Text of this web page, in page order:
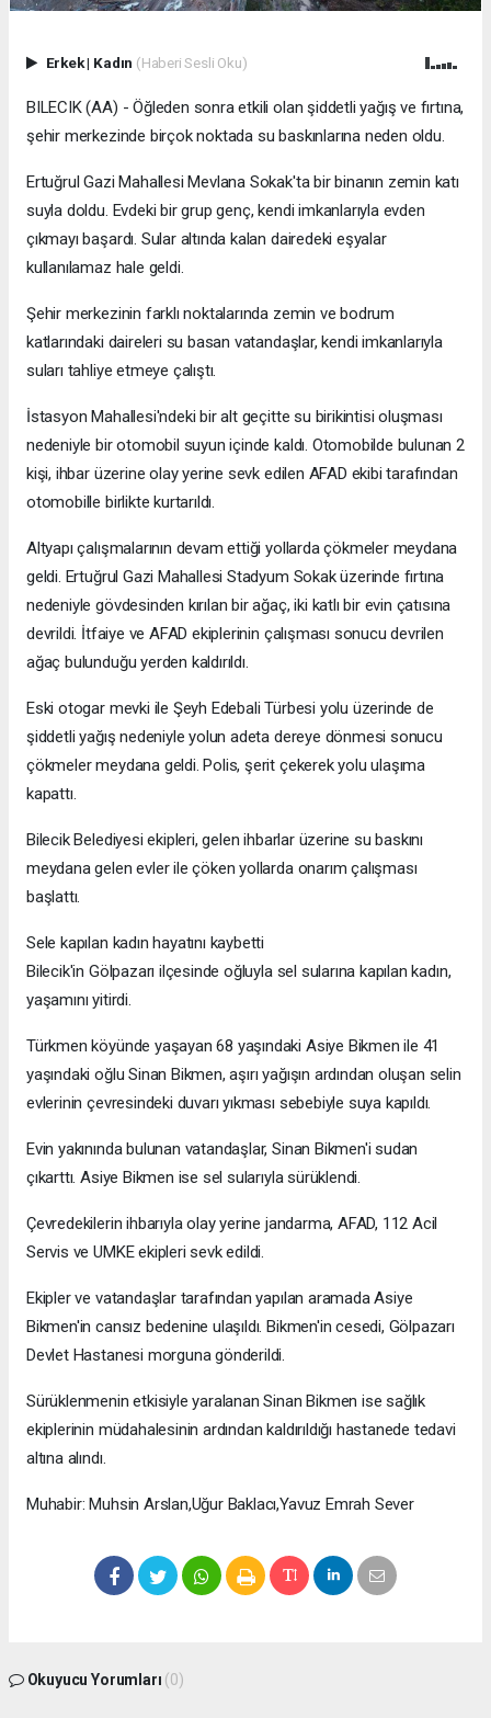
Erkek| Kadın (Haberi Sesli Oku)
BILECIK (AA) - Öğleden sonra etkili olan şiddetli yağış ve fırtına,
şehir merkezinde birçok noktada su baskınlarına neden oldu.
Ertuğrul Gazi Mahallesi Mevlana Sokak'ta bir binanın zemin katı
suyla doldu. Evdeki bir grup genç, kendi imkanlarıyla evden
çıkmayı başardı. Sular altında kalan dairedeki eşyalar
kullanılamaz hale geldi.
Şehir merkezinin farklı noktalarında zemin ve bodrum
katlarındaki daireleri su basan vatandaşlar, kendi imkanlarıyla
suları tahliye etmeye çalıştı.
İstasyon Mahallesi'ndeki bir alt geçitte su birikintisi oluşması
nedeniyle bir otomobil suyun içinde kaldı. Otomobilde bulunan 2
kişi, ihbar üzerine olay yerine sevk edilen AFAD ekibi tarafından
otomobille birlikte kurtarıldı.
Altyapı çalışmalarının devam ettiği yollarda çökmeler meydana
geldi. Ertuğrul Gazi Mahallesi Stadyum Sokak üzerinde fırtına
nedeniyle gövdesinden kırılan bir ağaç, iki katlı bir evin çatısına
devrildi. İtfaiye ve AFAD ekiplerinin çalışması sonucu devrilen
ağaç bulunduğu yerden kaldırıldı.
Eski otogar mevki ile Şeyh Edebali Türbesi yolu üzerinde de
şiddetli yağış nedeniyle yolun adeta dereye dönmesi sonucu
çökmeler meydana geldi. Polis, şerit çekerek yolu ulaşıma
kapattı.
Bilecik Belediyesi ekipleri, gelen ihbarlar üzerine su baskını
meydana gelen evler ile çöken yollarda onarım çalışması
başlattı.
Sele kapılan kadın hayatını kaybetti
Bilecik'in Gölpazarı ilçesinde oğluyla sel sularına kapılan kadın,
yaşamını yitirdi.
Türkmen köyünde yaşayan 68 yaşındaki Asiye Bikmen ile 41
yaşındaki oğlu Sinan Bikmen, aşırı yağışın ardından oluşan selin
evlerinin çevresindeki duvarı yıkması sebebiyle suya kapıldı.
Evin yakınında bulunan vatandaşlar, Sinan Bikmen'i sudan
çıkarttı. Asiye Bikmen ise sel sularıyla sürüklendi.
Çevredekilerin ihbarıyla olay yerine jandarma, AFAD, 112 Acil
Servis ve UMKE ekipleri sevk edildi.
Ekipler ve vatandaşlar tarafından yapılan aramada Asiye
Bikmen'in cansız bedenine ulaşıldı. Bikmen'in cesedi, Gölpazarı
Devlet Hastanesi morguna gönderildi.
Sürüklenmenin etkisiyle yaralanan Sinan Bikmen ise sağlık
ekiplerinin müdahalesinin ardından kaldırıldığı hastanede tedavi
altına alındı.
Muhabir: Muhsin Arslan,Uğur Baklacı,Yavuz Emrah Sever
Okuyucu Yorumları (0)